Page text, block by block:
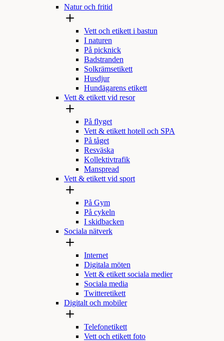
Natur och fritid
Vett och etikett i bastun
I naturen
På picknick
Badstranden
Solkrämsetikett
Husdjur
Hundägarens etikett
Vett & etikett vid resor
På flyget
Vett & etikett hotell och SPA
På tåget
Resväska
Kollektivtrafik
Manspread
Vett & etikett vid sport
På Gym
På cykeln
I skidbacken
Sociala nätverk
Internet
Digitala möten
Vett & etikett sociala medier
Sociala media
Twitteretikett
Digitalt och mobiler
Telefonetikett
Vett och etikett foto